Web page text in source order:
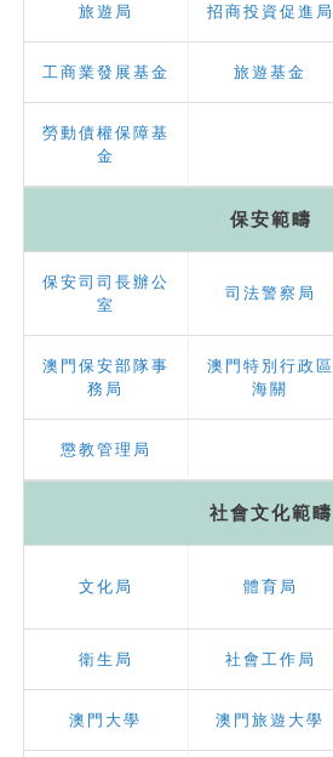
旅遊局 招商投資促進局
工商業發展基金 旅遊基金
勞動債權保障基
金
保安範疇
保安司司長辦公
室
司法警察局
澳門保安部隊事
務局
澳門特別行政區
海關
懲教管理局
社會文化範疇
文化局 體育局
衛生局 社會工作局
澳門大學 澳門旅遊大學